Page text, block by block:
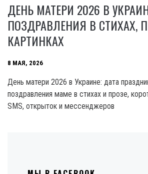
ДЕНЬ МАТЕРИ 2026 В
ПОЗДРАВЛЕНИЯ В СТИХАХ,
КАРТИНКАХ
8 МАЯ, 2026
День матери 2026 в Украине: дата
поздравления маме в стихах и прозе,
SMS, открыток и мессенджеров